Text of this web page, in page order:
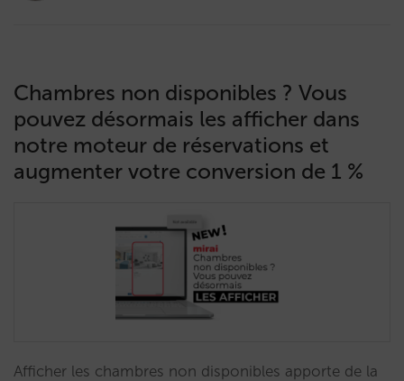
Chambres non disponibles ? Vous
pouvez désormais les afficher dans
notre moteur de réservations et
augmenter votre conversion de 1 %
Afficher les chambres non disponibles apporte de la